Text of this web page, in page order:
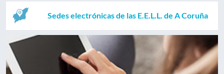
Sedes electrónicas de las E.E.L.L. de A Coruña